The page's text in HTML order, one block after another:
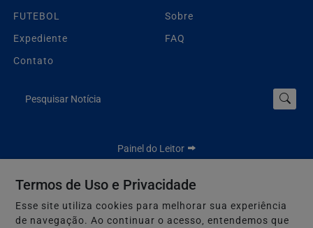
FUTEBOL
Sobre
Expediente
FAQ
Contato
Pesquisar Notícia
Painel do Leitor
Jbn Bahia - Todos os direitos reservados.
Termos de Uso e Privacidade
Esse site utiliza cookies para melhorar sua experiência
de navegação. Ao continuar o acesso, entendemos que